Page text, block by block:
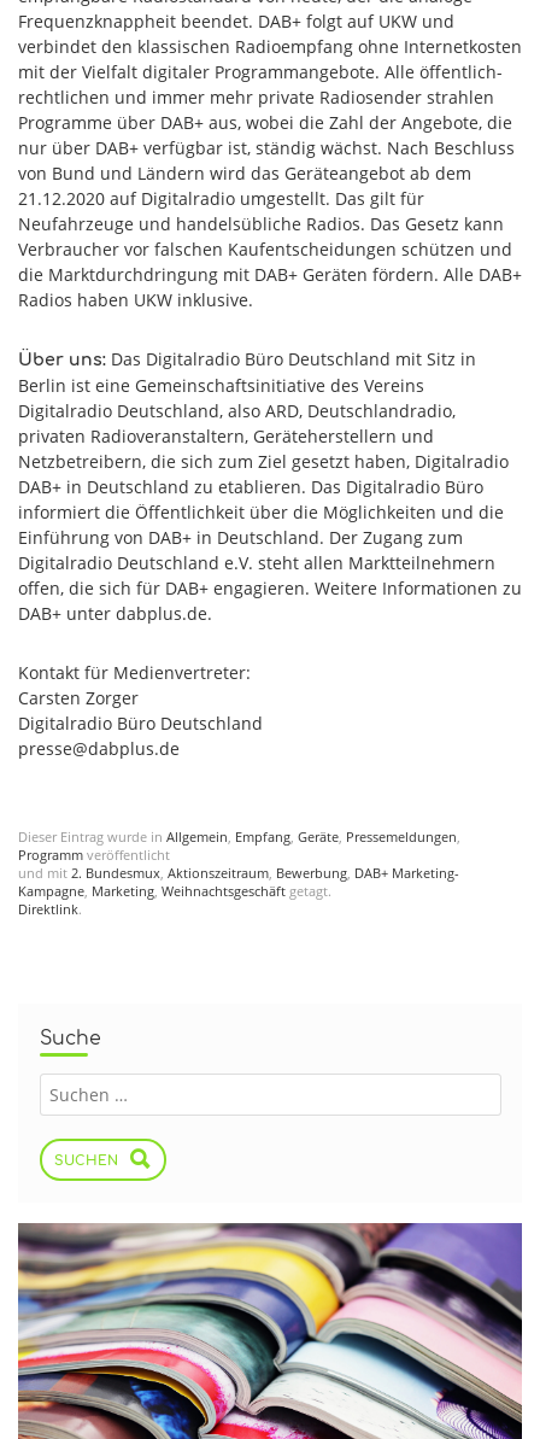
Frequenzknappheit beendet. DAB+ folgt auf UKW und
verbindet den klassischen Radioempfang ohne Internetkosten
mit der Vielfalt digitaler Programmangebote. Alle öffentlich-
rechtlichen und immer mehr private Radiosender strahlen
Programme über DAB+ aus, wobei die Zahl der Angebote, die
nur über DAB+ verfügbar ist, ständig wächst. Nach Beschluss
von Bund und Ländern wird das Geräteangebot ab dem
21.12.2020 auf Digitalradio umgestellt. Das gilt für
Neufahrzeuge und handelsübliche Radios. Das Gesetz kann
Verbraucher vor falschen Kaufentscheidungen schützen und
die Marktdurchdringung mit DAB+ Geräten fördern. Alle DAB+
Radios haben UKW inklusive.
Über uns: Das Digitalradio Büro Deutschland mit Sitz in
Berlin ist eine Gemeinschaftsinitiative des Vereins
Digitalradio Deutschland, also ARD, Deutschlandradio,
privaten Radioveranstaltern, Geräteherstellern und
Netzbetreibern, die sich zum Ziel gesetzt haben, Digitalradio
DAB+ in Deutschland zu etablieren. Das Digitalradio Büro
informiert die Öffentlichkeit über die Möglichkeiten und die
Einführung von DAB+ in Deutschland. Der Zugang zum
Digitalradio Deutschland e.V. steht allen Marktteilnehmern
offen, die sich für DAB+ engagieren. Weitere Informationen zu
DAB+ unter dabplus.de.
Kontakt für Medienvertreter:
Carsten Zorger
Digitalradio Büro Deutschland
presse@dabplus.de
Dieser Eintrag wurde in Allgemein, Empfang, Geräte, Pressemeldungen,
Programm veröffentlicht
und mit 2. Bundesmux, Aktionszeitraum, Bewerbung, DAB+ Marketing-
Kampagne, Marketing, Weihnachtsgeschäft getagt.
Direktlink.
Suche
SUCHEN